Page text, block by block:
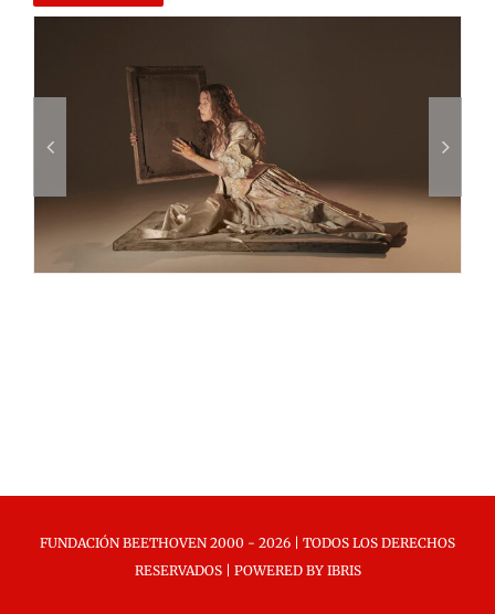
FUNDACIÓN BEETHOVEN 2000 - 2026 | TODOS LOS DERECHOS
RESERVADOS | POWERED BY IBRIS